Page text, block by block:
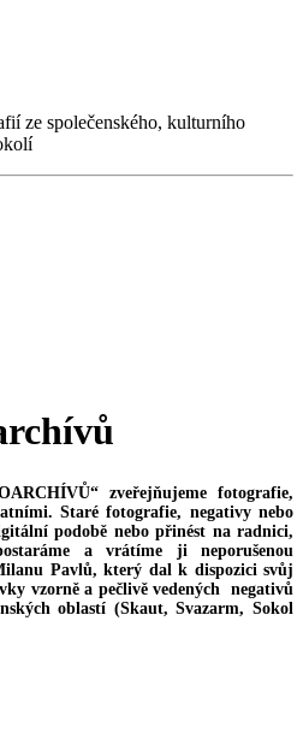
ze společenského, kulturního
zveřejňujeme fotografie,
Staré fotografie, negativy nebo
podobě nebo přinést na radnici,
a vrátíme ji neporušenou
Pavlů, který dal k dispozici svůj
vzorně a pečlivě vedených negativů
oblastí (Skaut, Svazarm, Sokol